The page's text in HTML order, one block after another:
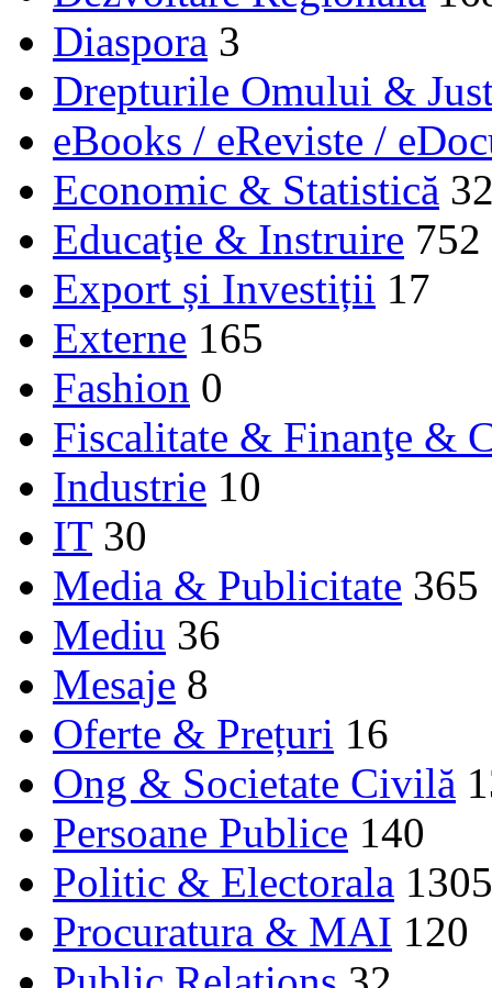
Diaspora 3
Drepturile Omului &
eBooks / eReviste /
Economic & Statistică
Educaţie & Instruire 752
Export și Investiții 17
Externe 165
Fashion 0
Fiscalitate & Finanţe &
Industrie 10
IT 30
Media & Publicitate 365
Mediu 36
Mesaje 8
Oferte & Prețuri 16
Ong & Societate Civilă
Persoane Publice 140
Politic & Electorala 1305
Procuratura & MAI 120